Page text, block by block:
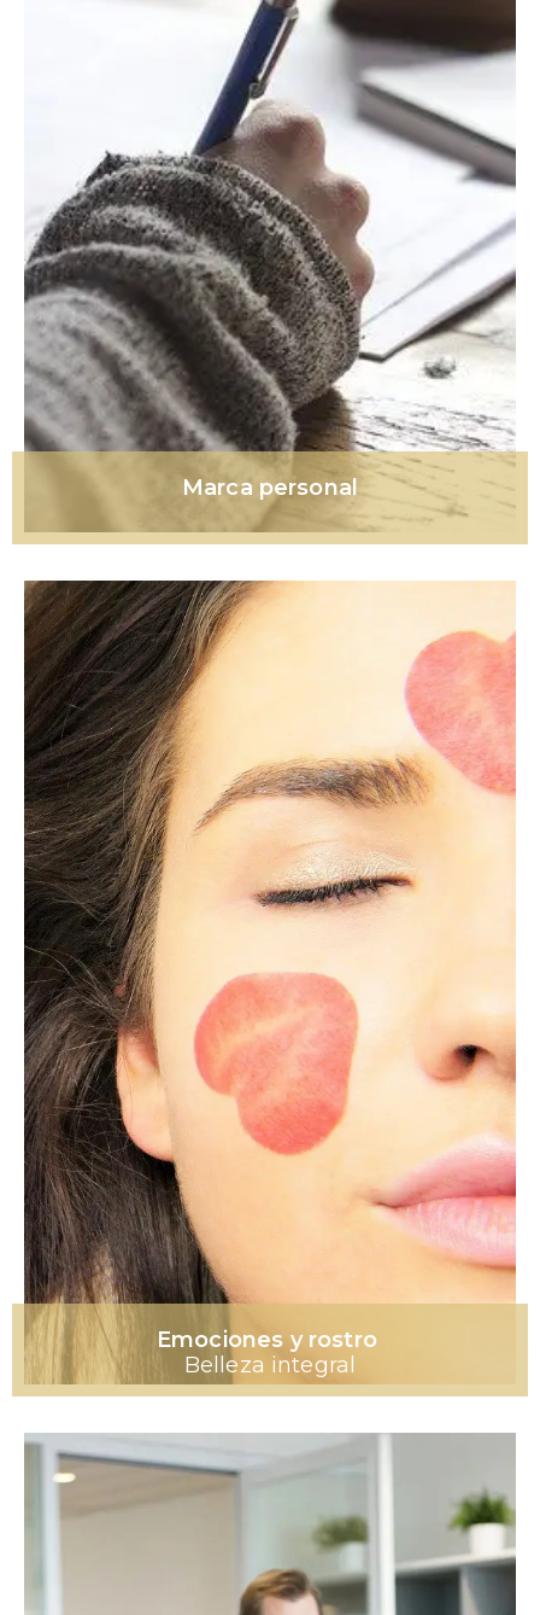
Marca personal
Emociones y rostro
Belleza integral